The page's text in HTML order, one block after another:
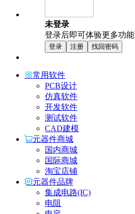
未登录
登录后即可体验更多功能
登录 注册 找回密码
常用软件
PCB设计
仿真软件
开发软件
测试软件
CAD建模
元器件商城
国内商城
国际商城
淘宝店铺
元器件品牌
集成电路(IC)
电阻